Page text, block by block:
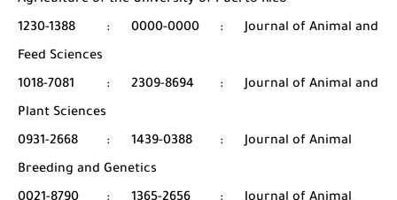
1230-1388
: 0000-0000 :
Journal of Animal and
Feed Sciences
1018-7081
: 2309-8694 :
Journal of Animal and
Plant Sciences
0931-2668
: 1439-0388 :
Journal of Animal
Breeding and Genetics